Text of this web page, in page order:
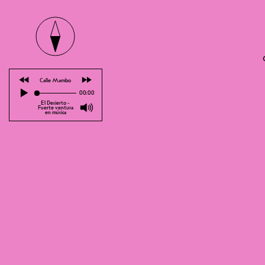
⏪ Calle Mambo
⏩
▶
00:00
El Desierto -
Fuerte ventura
en música 🔊
Les oiseaux chantent le printemps,
pas des moindres. Le Fribourgeois
Calvin, met tout le monde